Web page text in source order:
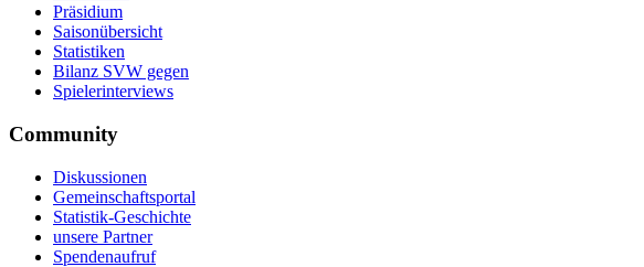
Präsidium
Saisonübersicht
Statistiken
Bilanz SVW gegen
Spielerinterviews
Community
Diskussionen
Gemeinschaftsportal
Statistik-Geschichte
unsere Partner
Spendenaufruf